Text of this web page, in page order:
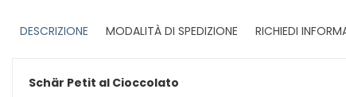
DESCRIZIONE MODALITÀ DI SPEDIZIONE RICHIEDI
Schär Petit al Cioccolato